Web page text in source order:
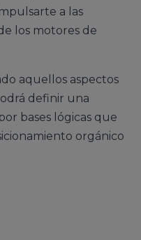
a las
los motores de
aquellos aspectos
definir una
bases lógicas que
orgánico